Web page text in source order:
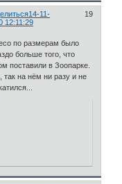
19
14-11-
12:11:29
по размерам было
больше того, что
поставили в Зоопарке.
так на нём ни разу и не